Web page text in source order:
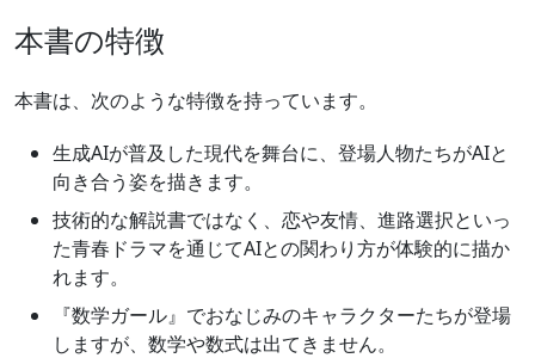
本書の特徴
本書は、次のような特徴を持っています。
生成AIが普及した現代を舞台に、登場人物たちがAIと
向き合う姿を描きます。
技術的な解説書ではなく、恋や友情、進路選択といっ
た青春ドラマを通じてAIとの関わり方が体験的に描か
れます。
『数学ガール』でおなじみのキャラクターたちが登場
しますが、数学や数式は出てきません。